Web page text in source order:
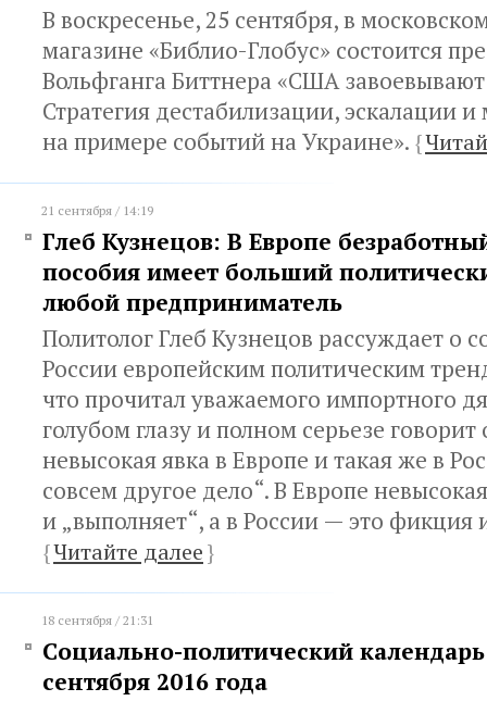
В воскресенье, 25 сентября, в
магазине «Библио-Глобус» состоится
Вольфганга Биттнера «США
Стратегия дестабилизации, эскалации
на примере событий на Украине». {
21 сентября / 14:19
Глеб Кузнецов: В Европе
пособия имеет больший
любой предприниматель
Политолог Глеб Кузнецов рассуждает о
России европейским политическим
что прочитал уважаемого импортного
голубом глазу и полном серьезе говорит
невысокая явка в Европе и такая же в
совсем другое дело“. В Европе
и „выполняет“, а в России — это фикция
{Читайте далее}
18 сентября / 21:31
Социально-политический календарь
сентября 2016 года